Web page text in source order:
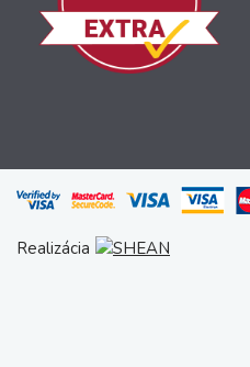
Realizácia